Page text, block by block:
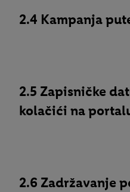
2.4 Kampanja
2.5 Zapisničke
kolačići na
2.6 Zadržavanje